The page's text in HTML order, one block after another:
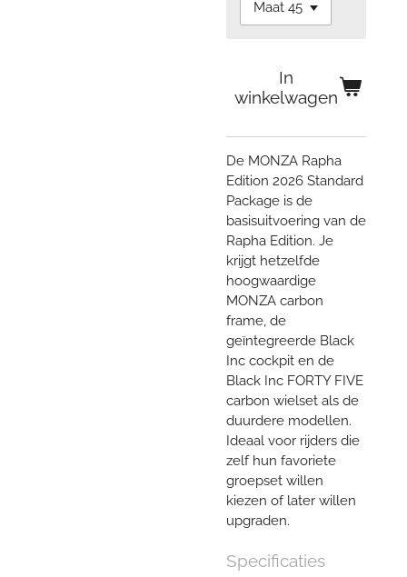
In
winkelwagen
De MONZA Rapha
Edition 2026 Standard
Package is de
basisuitvoering van de
Rapha Edition. Je
krijgt hetzelfde
hoogwaardige
MONZA carbon
frame, de
geïntegreerde Black
Inc cockpit en de
Black Inc FORTY FIVE
carbon wielset als de
duurdere modellen.
Ideaal voor rijders die
zelf hun favoriete
groepset willen
kiezen of later willen
upgraden.
Specificaties